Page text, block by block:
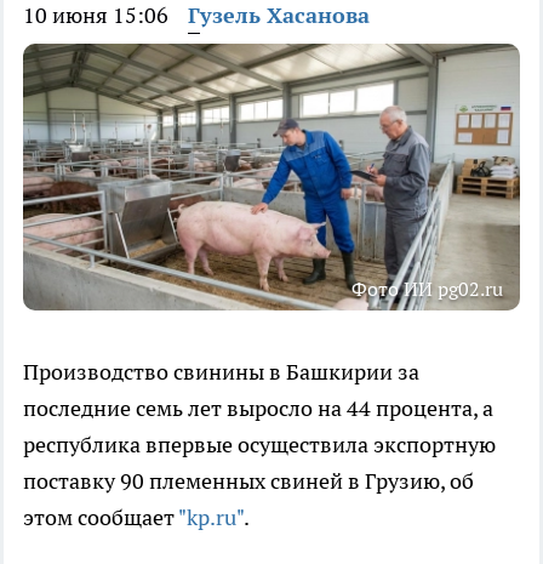
10 июня 15:06 Гузель Хасанова
Фото ИИ pg02.ru
Производство свинины в Башкирии за
последние семь лет выросло на 44 процента, а
республика впервые осуществила экспортную
поставку 90 племенных свиней в Грузию, об
этом сообщает"kp.ru".